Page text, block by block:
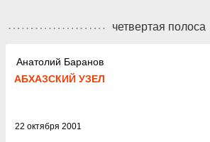
четвертая полоса
Анатолий Баранов
АБХАЗСКИЙ УЗЕЛ
22 октября 2001